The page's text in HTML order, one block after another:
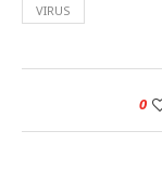
VIRUS
0